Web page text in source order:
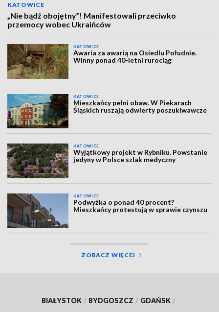
KATOWICE
„Nie bądź obojętny”! Manifestowali przeciwko
przemocy wobec Ukraińców
KATOWICE
Awaria za awarią na Osiedlu Południe.
Winny ponad 40-letni rurociąg
KATOWICE
Mieszkańcy pełni obaw. W Piekarach
Śląskich ruszają odwierty poszukiwawcze
KATOWICE
Wyjątkowy projekt w Rybniku. Powstanie
jedyny w Polsce szlak medyczny
KATOWICE
Podwyżka o ponad 40 procent?
Mieszkańcy protestują w sprawie czynszu
ZOBACZ WIĘCEJ
BIAŁYSTOK / BYDGOSZCZ / GDAŃSK /